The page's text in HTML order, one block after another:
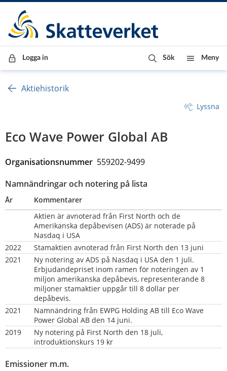
Till innehåll
Till navigationen
Till chattrobot
Logga in Sök Meny
Aktiehistorik
Lyssna
Eco Wave Power Global AB
Organisationsnummer 559202-9499
Namnändringar och notering på lista
År
Kommentarer
Aktien är avnoterad från First North och de
Amerikanska depåbevisen (ADS) är noterade på
Nasdaq i USA
2022
Stamaktien avnoterad från First North den 13 juni
2021
Ny notering av ADS på Nasdaq i USA den 1 juli.
Erbjudandepriset inom ramen för noteringen av 1
miljon amerikanska depåbevis, representerande 8
miljoner stamaktier uppgår till 8 dollar per
depåbevis.
2021
Namnändring från EWPG Holding AB till Eco Wave
Power Global AB den 14 juni.
2019
Ny notering på First North den 18 juli,
introduktionskurs 19 kr
Emissioner m.m.